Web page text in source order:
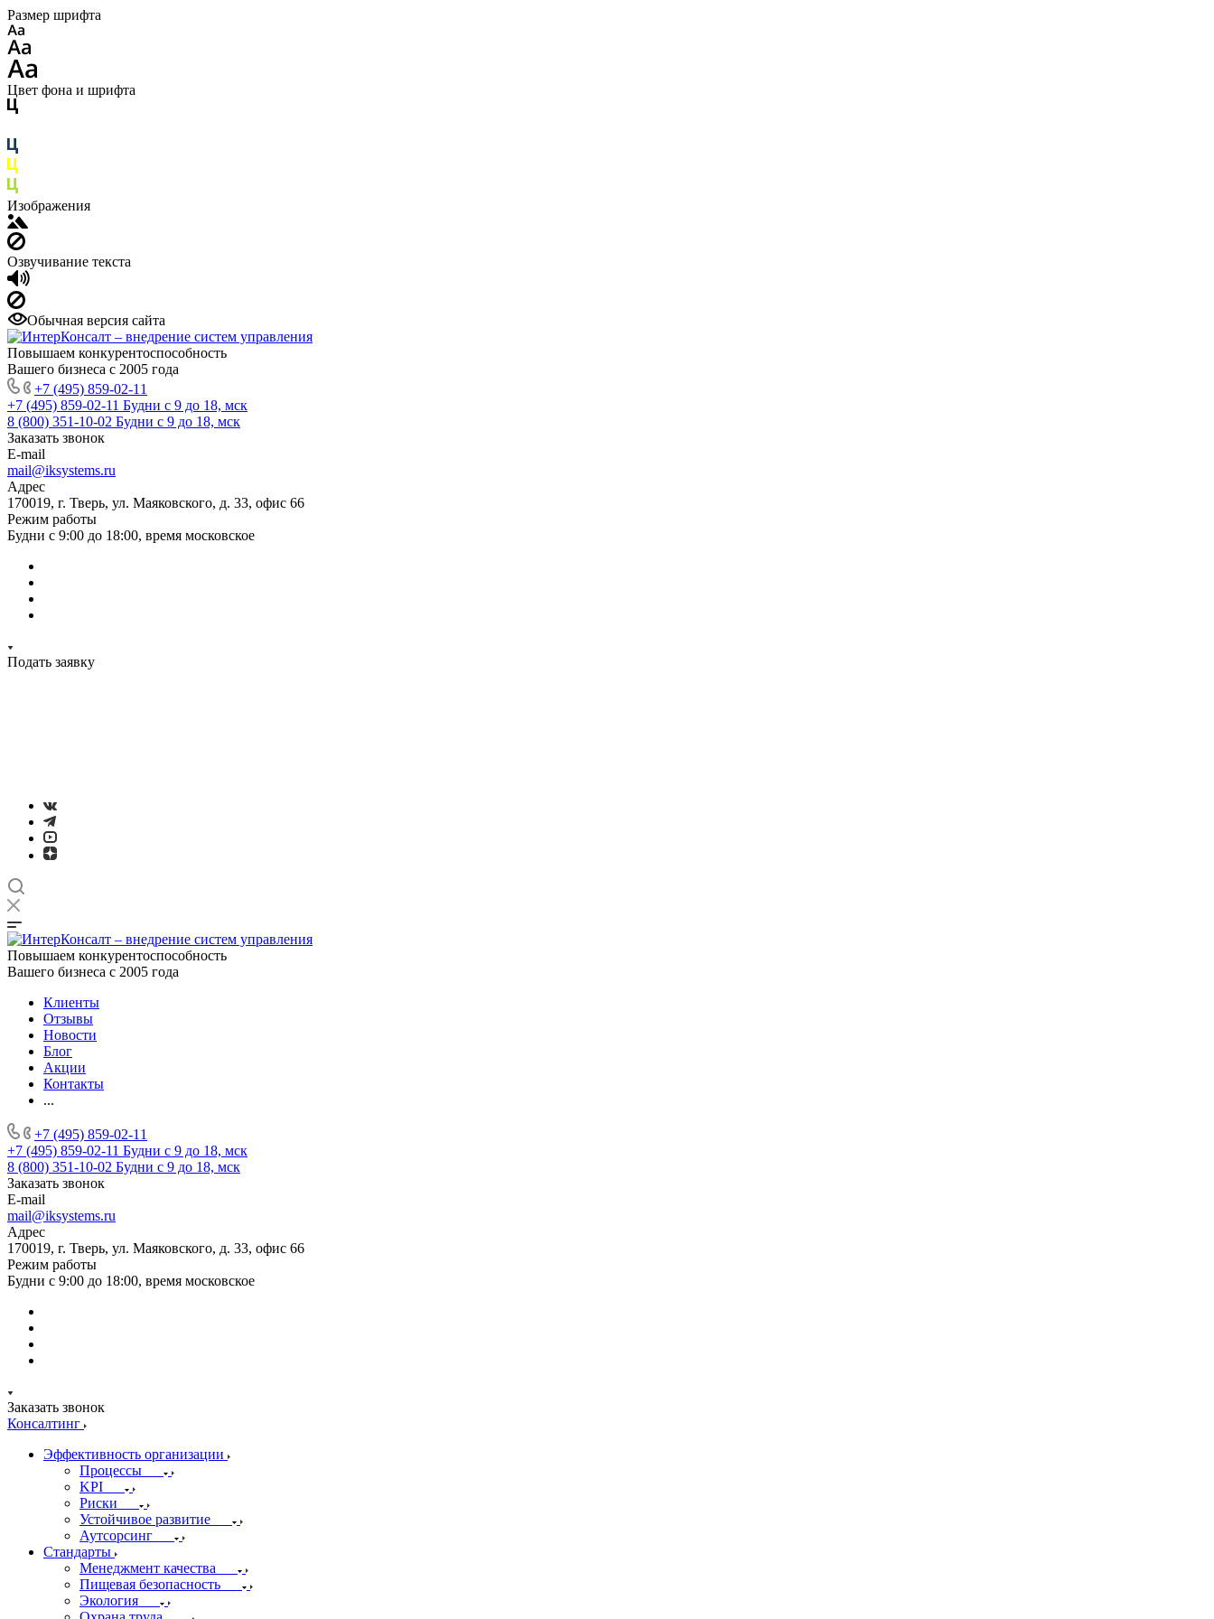
Размер шрифта
Цвет фона и шрифта
Изображения
Озвучивание текста
Обычная версия сайта
Повышаем конкурентоспособность
Вашего бизнеса с 2005 года
+7 (495) 859-02-11
+7 (495) 859-02-11 Будни с 9 до 18, мск
8 (800) 351-10-02 Будни с 9 до 18, мск
Заказать звонок
E-mail
mail@iksystems.ru
Адрес
170019, г. Тверь, ул. Маяковского, д. 33, офис 66
Режим работы
Будни с 9:00 до 18:00, время московское
Подать заявку
Повышаем конкурентоспособность
Вашего бизнеса с 2005 года
Клиенты
Отзывы
Новости
Блог
Акции
Контакты
...
+7 (495) 859-02-11
+7 (495) 859-02-11 Будни с 9 до 18, мск
8 (800) 351-10-02 Будни с 9 до 18, мск
Заказать звонок
E-mail
mail@iksystems.ru
Адрес
170019, г. Тверь, ул. Маяковского, д. 33, офис 66
Режим работы
Будни с 9:00 до 18:00, время московское
Заказать звонок
Консалтинг
Эффективность организации
Процессы
KPI
Риски
Устойчивое развитие
Аутсорсинг
Стандарты
Менеджмент качества
Пищевая безопасность
Экология